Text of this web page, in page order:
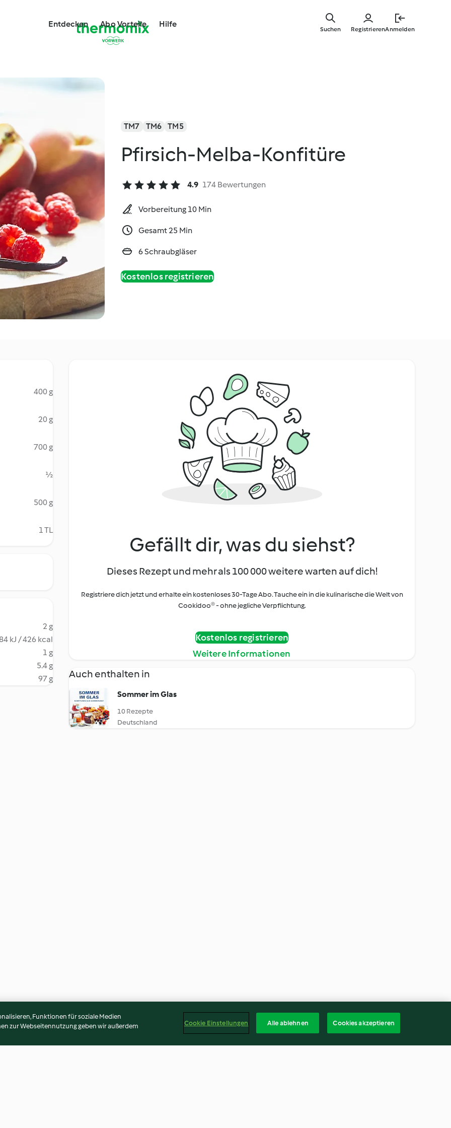
springen
Entdecken Abo Vorteile Hilfe
RegistrierenAnmelden
Suchen
TM7 TM6 TM5
Pfirsich-Melba-Konfitüre
4.9 174 Bewertungen
Vorbereitung 10 Min
Gesamt 25 Min
6 Schraubgläser
Kostenlos registrieren
400 g
20 g
700 g
½
500 g
1 TL
2 g
kJ / 426 kcal
1 g
5.4 g
97 g
Gefällt dir, was du siehst?
Dieses Rezept und mehr als 100 000 weitere warten auf dich!
Registriere dich jetzt und erhalte ein kostenloses 30-Tage Abo. Tauche ein in die kulinarische die Welt von
Cookidoo® - ohne jegliche Verpflichtung.
Kostenlos registrieren
Weitere Informationen
Auch enthalten in
Sommer im Glas
10 Rezepte
Deutschland
Funktionen für soziale Medien
zur Webseitennutzung geben wir außerdem
Cookie Einstellungen Alle ablehnen Cookies akzeptieren